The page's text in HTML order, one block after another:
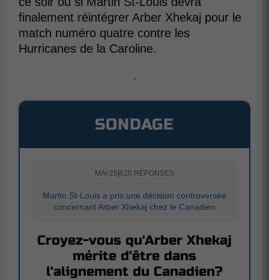
finalement réintégrer Arber Xhekaj pour le
match numéro quatre contre les
Hurricanes de la Caroline.
-
SONDAGE
MAI 25 620 RÉPONSES
Martin St-Louis a pris une décision controversée
concernant Arber Xhekaj chez le Canadien
Croyez-vous qu'Arber Xhekaj
mérite d'être dans
l'alignement du Canadien?